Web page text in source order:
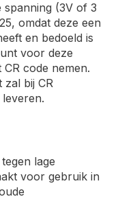
spanning (3V of 3
omdat deze een
en bedoeld is
voor deze
code nemen.
zal bij CR
lage
voor gebruik in